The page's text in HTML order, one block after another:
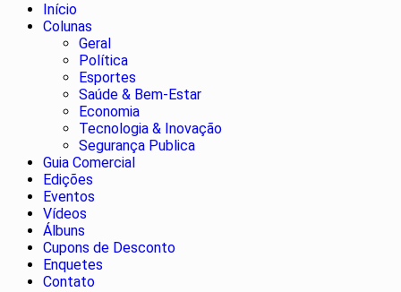
Início
Colunas
Geral
Política
Esportes
Saúde & Bem-Estar
Economia
Tecnologia & Inovação
Segurança Publica
Guia Comercial
Edições
Eventos
Vídeos
Álbuns
Cupons de Desconto
Enquetes
Contato